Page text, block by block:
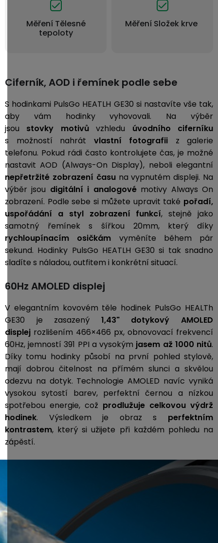
Měření Tělesné
tepoloty
Měření Složek krve
Ciferník, AOD i řemínek podle sebe
S hodinkami PulsGo HEATLH GE30 si nastavíte vše tak,
aby vám hodinky vyhovovali. Na výběr
jsou stovky motivůvzhledu úvodního ciferníku
s možností nahrát vlastní fotografii z galerie
telefonu. Pokud rádi často kontrolujete čas, je možné
nastavit AOD (Always-On Display), neboli elegantní
nepřetržité zobrazení časuna vypnutém displeji. Na
výběr jsou digitální i analogovémotivy Always On
zobrazení. Podle sebe si můžete upravit také pořadí,
uspořádání a styl zobrazení funkcí, stejně jako
samotný řemínek s šířkou 20mm, který díky
rychloupínacím osičkám vyměníte během pár
sekund. Hodinky PulsGo HEATLH GE30 si tak snadno
sladíte s náladou, outfitem i konkrétní situací.
60Hz AMOLED displej
V elegantním kovovém těle hodinek PulsGo HEALTh
GE30 je zasazený 1,43" dotykový AMOLED
displej rozlišením 466×466 px, obnovovací frekvencí
60Hz, jemností 391 PPI a vysokým jasem až 1000 nitů.
Díky tomu hodinky působí na první pohled stylově,
mají dobrou čitelnost na přímém slunci a skvělou
odezvu na dotyk. Technologie AMOLED navíc vyniká
vysokou sytostí barev, perfektní černou a nízkou
spotřebou energie, což prodlužuje celkovou výdrž
hodinek. Výsledkem je obraz s perfektním
kontrastem, který si užijete při každém pohledu na
zápěstí.